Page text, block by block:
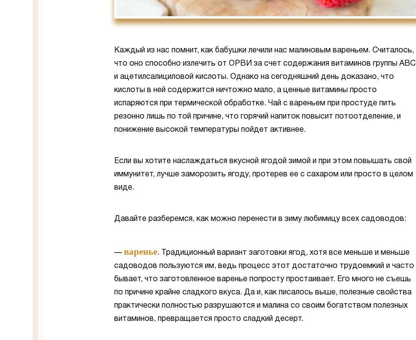
Каждый из нас помнит, как бабушки лечили нас малиновым вареньем. Считалось,
что оно способно излечить от ОРВИ за счет содержания витаминов группы АВС
и ацетилсалициловой кислоты. Однако на сегодняшний день доказано, что
кислоты в ней содержится ничтожно мало, а ценные витамины просто
испаряются при термической обработке. Чай с вареньем при простуде пить
резонно лишь по той причине, что горячий напиток повысит потоотделение, и
понижение высокой температуры пойдет активнее.
Если вы хотите наслаждаться вкусной ягодой зимой и при этом повышать свой
иммунитет, лучше заморозить ягоду, протерев ее с сахаром или просто в целом
виде.
Давайте разберемся, как можно перенести в зиму любимицу всех садоводов:
—варенье. Традиционный вариант заготовки ягод, хотя все меньше и меньше
садоводов пользуются им, ведь процесс этот достаточно трудоемкий и часто
бывает, что заготовленное варенье попросту простаивает. Его много не съешь
по причине крайне сладкого вкуса. Да и, как писалось выше, полезные свойства
практически полностью разрушаются и малина со своим богатством полезных
витаминов, превращается просто сладкий десерт.